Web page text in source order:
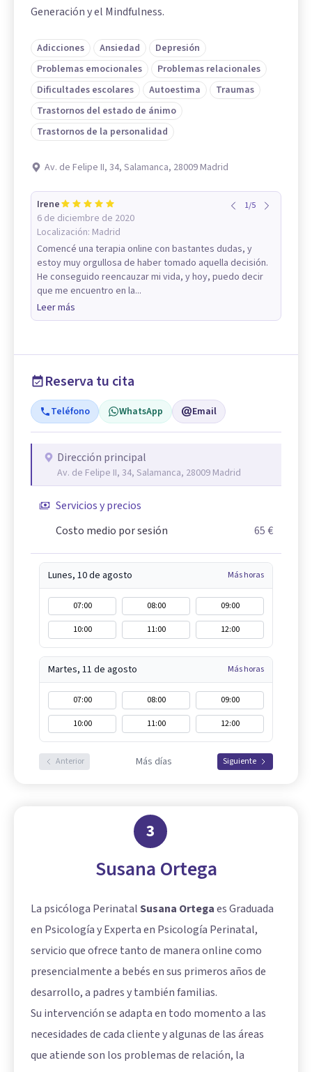
Generación y el Mindfulness.
Adicciones Ansiedad
Depresión
Problemas emocionales
Problemas relacionales
Dificultades escolares
Autoestima
Traumas
Trastornos del estado de ánimo
Trastornos de la personalidad
Av. de Felipe II, 34, Salamanca, 28009 Madrid
Irene
6 de diciembre de 2020
Localización: Madrid
1/5
Comencé una terapia online con bastantes dudas, y
estoy muy orgullosa de haber tomado aquella decisión.
He conseguido reencauzar mi vida, y hoy, puedo decir
que me encuentro en la...
Leer más
Reserva tu cita
Teléfono WhatsApp Email
Dirección principal
Av. de Felipe II, 34, Salamanca, 28009 Madrid
Servicios y precios
Costo medio por sesión
65 €
Lunes, 10 de agosto Más horas
07:00 08:00
09:00
10:00
11:00 12:00
Martes, 11 de agosto Más horas
07:00 08:00
09:00
10:00
11:00 12:00
Anterior Más días Siguiente
3
Susana Ortega
La psicóloga PerinatalSusana Ortegaes Graduada
en Psicología y Experta en Psicología Perinatal,
servicio que ofrece tanto de manera online como
presencialmente a bebés en sus primeros años de
desarrollo, a padres y también familias.
Su intervención se adapta en todo momento a las
necesidades de cada cliente y algunas de las áreas
que atiende son los problemas de relación, la